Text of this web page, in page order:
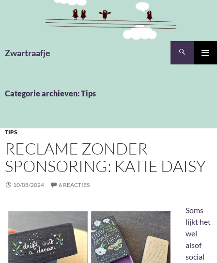
Zwartraafje
Categorie archieven: Tips
TIPS
RECLAME ZONDER
SPONSORING: KATIE DAISY
10/08/2024 6 REACTIES
Soms
lijkt het
wel
alsof
social